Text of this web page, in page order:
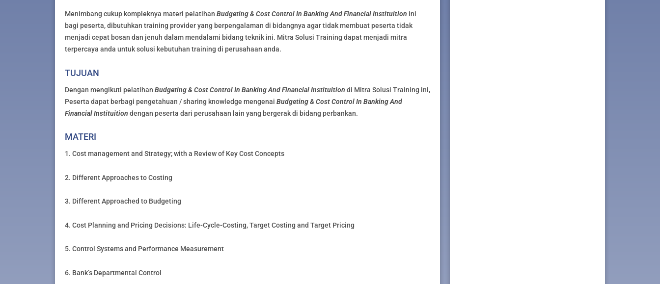
Menimbang cukup kompleknya materi pelatihan Budgeting & Cost Control In Banking And Financial Instituition ini
bagi peserta, dibutuhkan training provider yang berpengalaman di bidangnya agar tidak membuat peserta tidak
menjadi cepat bosan dan jenuh dalam mendalami bidang teknik ini. Mitra Solusi Training dapat menjadi mitra
terpercaya anda untuk solusi kebutuhan training di perusahaan anda.
TUJUAN
Dengan mengikuti pelatihan Budgeting & Cost Control In Banking And Financial Instituition di Mitra Solusi Training ini,
Peserta dapat berbagi pengetahuan / sharing knowledge mengenai Budgeting & Cost Control In Banking And
Financial Instituition dengan peserta dari perusahaan lain yang bergerak di bidang perbankan.
MATERI
1. Cost management and Strategy; with a Review of Key Cost Concepts
2. Different Approaches to Costing
3. Different Approached to Budgeting
4. Cost Planning and Pricing Decisions: Life-Cycle-Costing, Target Costing and Target Pricing
5. Control Systems and Performance Measurement
6. Bank’s Departmental Control